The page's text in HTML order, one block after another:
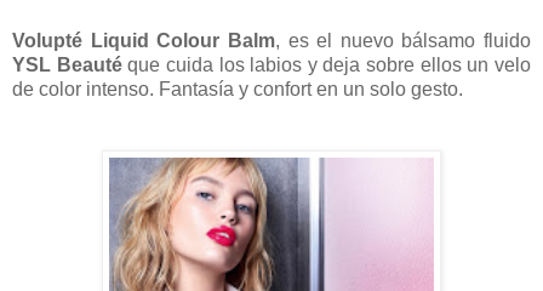
Volupté Liquid Colour Balm, es el nuevo bálsamo fluido
YSL Beautéque cuida los labios y deja sobre ellos un velo
de color intenso. Fantasía y confort en un solo gesto.